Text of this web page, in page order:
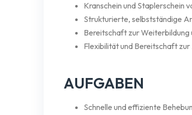
Kranschein und Staplerschein
Strukturierte, selbstständige
Bereitschaft zur Weiterbildung
Flexibilität und Bereitschaft
AUFGABEN
Schnelle und effiziente